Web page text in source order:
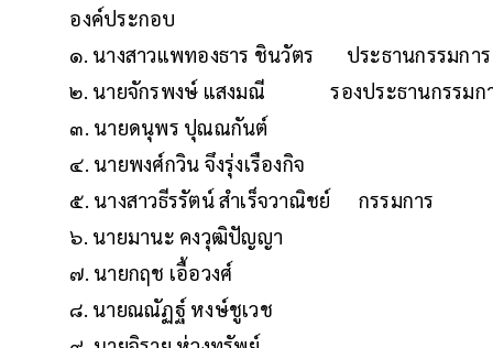
องค์ประกอบ
๑. นางสาวแพทองธาร ชินวัตร ประธานกรรมการ
๒. นายจักรพงษ์ แสงมณี รองประธานกรรมก
๓. นายดนุพร ปุณณกันต์
๔. นายพงศ์กวิน จึงรุ่งเรืองกิจ
๕. นางสาวธีรรัตน์ สำเร็จวาณิชย์ กรรมการ
๖. นายมานะ คงวุฒิปัญญา
๗. นายกฤช เอื้อวงศ์
๘. นายณณัฏฐ์ หงษ์ชูเวช